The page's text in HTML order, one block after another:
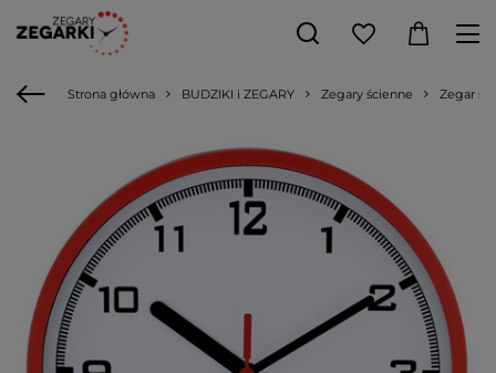
Strona główna BUDZIKI i ZEGARY Zegary ścienne Zegar